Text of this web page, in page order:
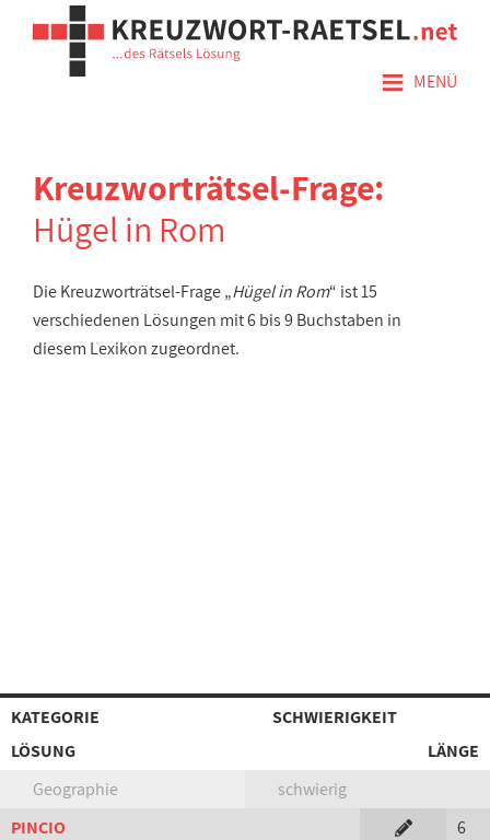
≡ MENÜ
Kreuzworträtsel-Frage:
Hügel in Rom
Die Kreuzworträtsel-Frage „Hügel in Rom“ ist 15
verschiedenen Lösungen mit 6 bis 9 Buchstaben in
diesem Lexikon zugeordnet.
KATEGORIE
SCHWIERIGKEIT
LÖSUNG
LÄNGE
Geographie
schwierig
PINCIO
6